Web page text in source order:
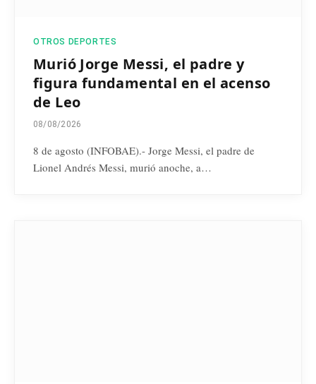
OTROS DEPORTES
Murió Jorge Messi, el padre y
figura fundamental en el acenso
de Leo
08/08/2026
8 de agosto (INFOBAE).- Jorge Messi, el padre de
Lionel Andrés Messi, murió anoche, a…